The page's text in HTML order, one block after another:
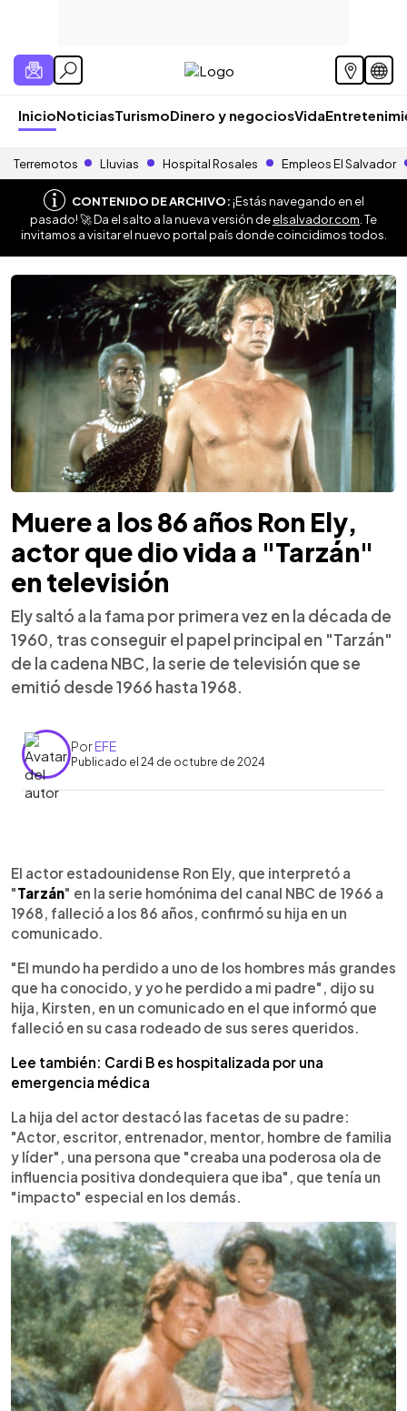
InicioNoticiasTurismoDinero y negociosVida
Terremotos Lluvias Hospital Rosales Empleos El Salvador
CONTENIDO DE ARCHIVO:¡Estás navegando en el
pasado! 🚀 Da el salto a la nueva versión deelsalvador.com . Te
invitamos a visitar el nuevo portal país donde coincidimos todos.
Muere a los 86 años Ron Ely,
actor que dio vida a "Tarzán"
en televisión
Ely saltó a la fama por primera vez en la década de
1960, tras conseguir el papel principal en "Tarzán"
de la cadena NBC, la serie de televisión que se
emitió desde 1966 hasta 1968.
PorEFE
Publicado el 24 de octubre de 2024
Escuchar artículo
El actor estadounidense Ron Ely, que interpretó a
"Tarzán" en la serie homónima del canal NBC de 1966 a
1968, falleció a los 86 años, confirmó su hija en un
comunicado.
"El mundo ha perdido a uno de los hombres más grandes
que ha conocido, y yo he perdido a mi padre", dijo su
hija, Kirsten, en un comunicado en el que informó que
falleció en su casa rodeado de sus seres queridos.
Lee también: Cardi B es hospitalizada por una
emergencia médica
La hija del actor destacó las facetas de su padre:
"Actor, escritor, entrenador, mentor, hombre de familia
y líder", una persona que "creaba una poderosa ola de
influencia positiva dondequiera que iba", que tenía un
"impacto" especial en los demás.